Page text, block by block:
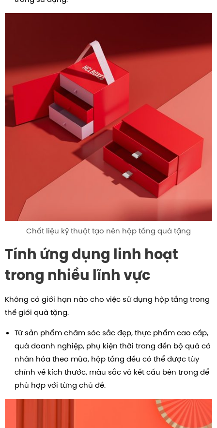
Chất liệu kỹ thuật tạo nên hộp tầng quà tặng
Tính ứng dụng linh hoạt
trong nhiều lĩnh vực
Không có giới hạn nào cho việc sử dụng hộp tầng trong
thế giới quà tặng.
Từ sản phẩm chăm sóc sắc đẹp, thực phẩm cao cấp,
quà doanh nghiệp, phụ kiện thời trang đến bộ quà cá
nhân hóa theo mùa, hộp tầng đều có thể được tùy
chỉnh về kích thước, màu sắc và kết cấu bên trong để
phù hợp với từng chủ đề.